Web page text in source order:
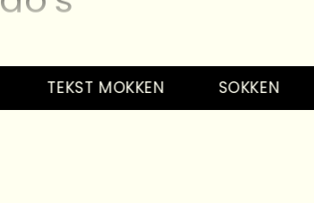
TEKST MOKKEN SOKKEN